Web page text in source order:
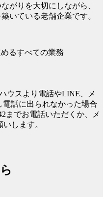
がりを大切にしながら、
いている老舗企業です。
るすべての業務
ウスより電話やLINE、メ
電話に出られなかった場合
までお電話いただくか、メ
します。